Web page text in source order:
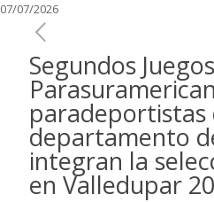
07/07/2026
Segundos Juegos
paradeportistas
departamento
integran la
en Valledupar